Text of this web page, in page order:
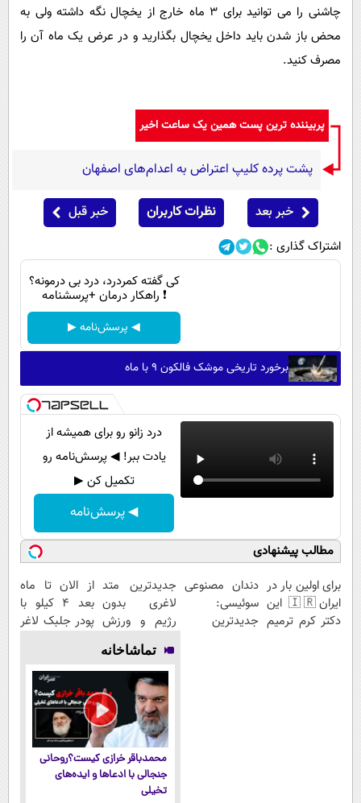
چاشنی را می توانید برای ۳ ماه خارج از یخچال نگه داشته ولی به
محض باز شدن باید داخل یخچال بگذارید و در عرض یک ماه آن را
مصرف کنید.
پربیننده ترین پست همین یک ساعت اخیر
پشت پرده کلیپ اعتراض به اعدام‌های اصفهان
خبر بعد نظرات کاربران خبر قبل
اشتراک گذاری :
کی گفته کمردرد، درد بی درمونه؟
❗ راهکار درمان +پرسشنامه
◀ پرسش‌نامه ▶
برخورد تاریخی موشک فالکون ۹ با ماه
درد زانو رو برای همیشه از
یادت ببر! ◀ پرسش‌نامه رو
تکمیل کن ▶
◀ پرسش‌نامه
مطالب پیشنهادی
برای اولین بار در
ایران🇮🇷 این
دکتر کرم ترمیم
دندان مصنوعی
سوئیسی:
جدیدترین
جدیدترین متد
لاغری بدون
رژیم و ورزش
چربیسوزی را
3برابر می کند
از الان تا ماه
بعد 4 کیلو با
پودر جلبک لاغر
تماشاخانه
محمدباقر خرازی کیست؟روحانی
جنجالی با ادعاها و ایده‌های
تخیلی